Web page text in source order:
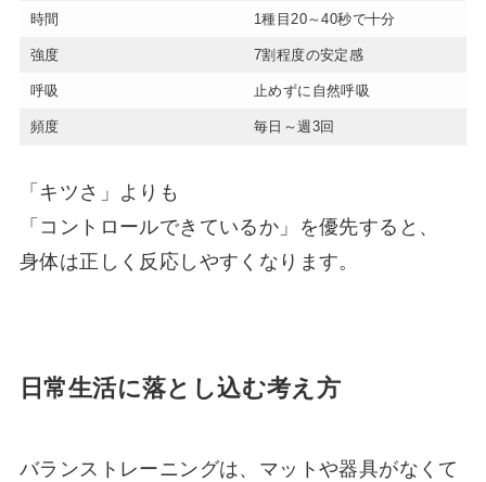
時間 1種目20～40秒で十分
強度 7割程度の安定感
呼吸 止めずに自然呼吸
頻度 毎日～週3回
「キツさ」よりも
「コントロールできているか」を優先すると、
身体は正しく反応しやすくなります。
日常生活に落とし込む考え方
バランストレーニングは、マットや器具がなくて